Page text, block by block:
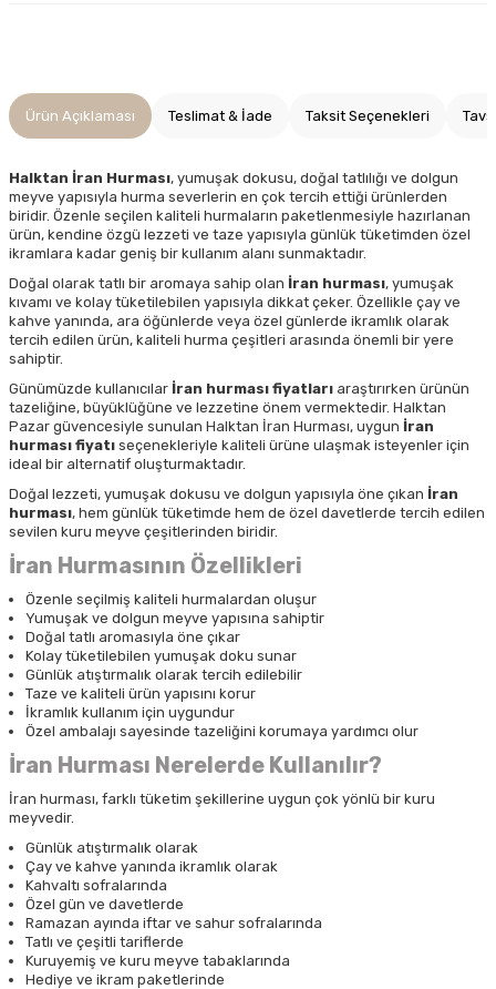
Ürün Açıklaması Teslimat & İade Taksit Seçenekleri
Halktan İran Hurması, yumuşak dokusu, doğal tatlılığı ve dolgun
meyve yapısıyla hurma severlerin en çok tercih ettiği ürünlerden
biridir. Özenle seçilen kaliteli hurmaların paketlenmesiyle hazırlanan
ürün, kendine özgü lezzeti ve taze yapısıyla günlük tüketimden özel
ikramlara kadar geniş bir kullanım alanı sunmaktadır.
Doğal olarak tatlı bir aromaya sahip olan İran hurması, yumuşak
kıvamı ve kolay tüketilebilen yapısıyla dikkat çeker. Özellikle çay ve
kahve yanında, ara öğünlerde veya özel günlerde ikramlık olarak
tercih edilen ürün, kaliteli hurma çeşitleri arasında önemli bir yere
sahiptir.
Günümüzde kullanıcılar İran hurması fiyatları araştırırken ürünün
tazeliğine, büyüklüğüne ve lezzetine önem vermektedir. Halktan
Pazar güvencesiyle sunulan Halktan İran Hurması, uygun İran
hurması fiyatı seçenekleriyle kaliteli ürüne ulaşmak isteyenler için
ideal bir alternatif oluşturmaktadır.
Doğal lezzeti, yumuşak dokusu ve dolgun yapısıyla öne çıkan İran
hurması, hem günlük tüketimde hem de özel davetlerde tercih edilen
sevilen kuru meyve çeşitlerinden biridir.
İran Hurmasının Özellikleri
Özenle seçilmiş kaliteli hurmalardan oluşur
Yumuşak ve dolgun meyve yapısına sahiptir
Doğal tatlı aromasıyla öne çıkar
Kolay tüketilebilen yumuşak doku sunar
Günlük atıştırmalık olarak tercih edilebilir
Taze ve kaliteli ürün yapısını korur
İkramlık kullanım için uygundur
Özel ambalajı sayesinde tazeliğini korumaya yardımcı olur
İran Hurması Nerelerde Kullanılır?
İran hurması, farklı tüketim şekillerine uygun çok yönlü bir kuru
meyvedir.
Günlük atıştırmalık olarak
Çay ve kahve yanında ikramlık olarak
Kahvaltı sofralarında
Özel gün ve davetlerde
Ramazan ayında iftar ve sahur sofralarında
Tatlı ve çeşitli tariflerde
Kuruyemiş ve kuru meyve tabaklarında
Hediye ve ikram paketlerinde